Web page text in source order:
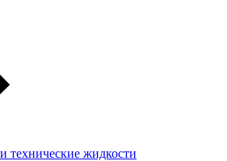
технические жидкости